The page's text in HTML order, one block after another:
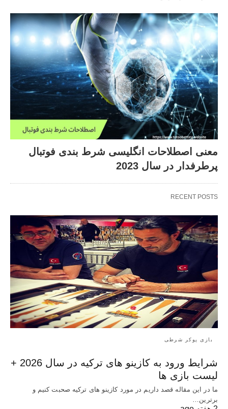
معنی اصطلاحات انگلیسی شرط بندی فوتبال
پرطرفدار در سال 2023
RECENT POSTS
بازی پوکر شرطی
شرایط ورود به کازینو های ترکیه در سال 2026 +
لیست بازی ها
ما در این مقاله قصد داریم در مورد کازینو های ترکیه صحبت کنیم و
برترین…